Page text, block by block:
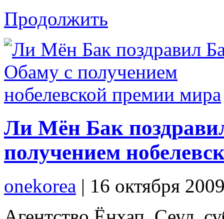
Продолжить
Ли Мён Бак
получением
onekorea | 16 октября